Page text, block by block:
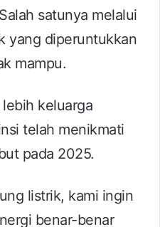
satunya melalui
yang diperuntukkan
mampu.
keluarga
telah menikmati
pada 2025.
listrik, kami ingin
benar-benar